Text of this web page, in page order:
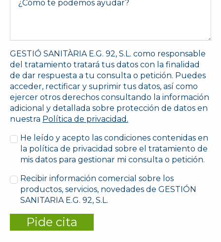
GESTIÓ SANITÀRIA E.G. 92, S.L. como responsable
del tratamiento tratará tus datos con la finalidad
de dar respuesta a tu consulta o petición. Puedes
acceder, rectificar y suprimir tus datos, así como
ejercer otros derechos consultando la información
adicional y detallada sobre protección de datos en
nuestra Política de privacidad.
He leído y acepto las condiciones contenidas en
la política de privacidad sobre el tratamiento de
mis datos para gestionar mi consulta o petición.
Recibir información comercial sobre los
productos, servicios, novedades de GESTIÓN
SANITARIA E.G. 92, S.L.
Pide cita